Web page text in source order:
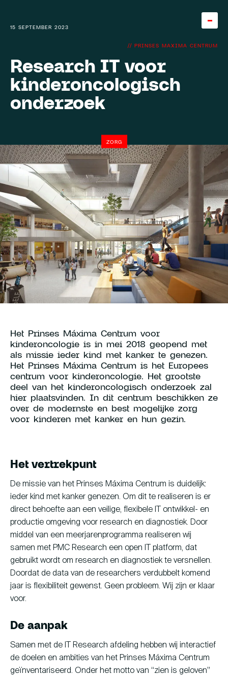
Home
Team
About
Knowledge base
Expertise
Diensten
Cases
Young Talent Programma
Contact
HCS Company
Anthony Fokkerweg 61
1059 CP Amsterdam
Instagram
LinkedIn
YouTube
15 SEPTEMBER 2023
// PRINSES MAXIMA CENTRUM
Research IT voor
kinderoncologisch
onderzoek
ZORG
Het Prinses Máxima Centrum voor
kinderoncologie is in mei 2018 geopend met
als missie ieder kind met kanker te genezen.
Het Prinses Máxima Centrum is het Europees
centrum voor kinderoncologie. Het grootste
deel van het kinderoncologisch onderzoek zal
hier plaatsvinden. In dit centrum beschikken ze
over de modernste en best mogelijke zorg
voor kinderen met kanker en hun gezin.
Het vertrekpunt
De missie van het Prinses Máxima Centrum is duidelijk:
ieder kind met kanker genezen. Om dit te realiseren is er
direct behoefte aan een veilige, flexibele IT ontwikkel- en
productie omgeving voor research en diagnostiek. Door
middel van een meerjarenprogramma realiseren wij
samen met PMC Research een open IT platform, dat
gebruikt wordt om research en diagnostiek te versnellen.
Doordat de data van de researchers verdubbelt komend
jaar is flexibiliteit gewenst. Geen probleem. Wij zijn er klaar
voor.
De aanpak
Samen met de IT Research afdeling hebben wij interactief
de doelen en ambities van het Prinses Máxima Centrum
geïnventariseerd. Onder het motto van “zien is geloven”